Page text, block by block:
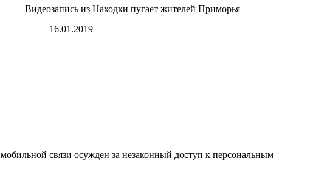
Видеозапись из Находки пугает жителей Приморья
16.01.2019
связи осужден за незаконный доступ к персональным